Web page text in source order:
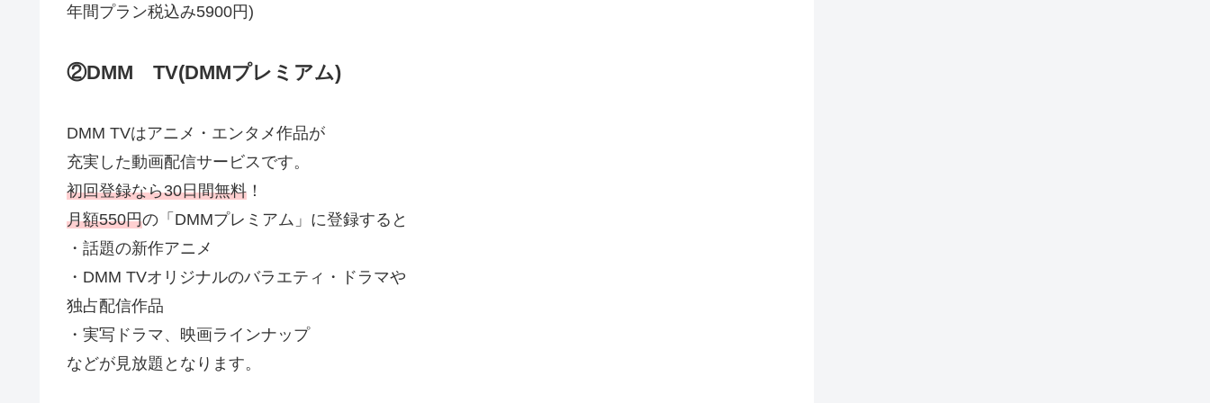
年間プラン税込み5900円)
②DMM TV(DMMプレミアム)
DMM TVはアニメ・エンタメ作品が
充実した動画配信サービスです。
初回登録なら30日間無料 ！
月額550円の「DMMプレミアム」に登録すると
・話題の新作アニメ
・DMM TVオリジナルのバラエティ・ドラマや
独占配信作品
・実写ドラマ、映画ラインナップ
などが見放題となります。